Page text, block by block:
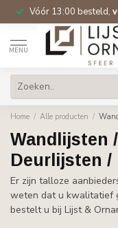
Vóór 13:00 besteld,
MENU
Home / Alle producten /
Wandlijsten
Deurlijsten /
Er zijn talloze
weten dat u kwalitatief
bestelt u bij Lijst &